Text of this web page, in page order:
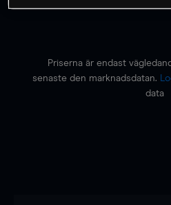
Priserna är endast
senaste den marknadsdatan.
data